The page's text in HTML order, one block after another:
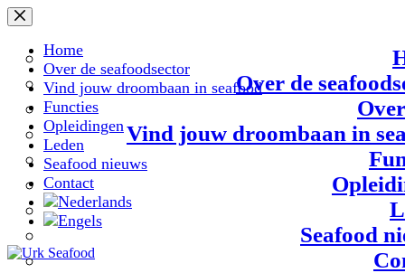
Ga
naar
inhoud
Home
Over de seafoodsector
Vind jouw droombaan in seafood
Functies
Opleidingen
Leden
Seafood nieuws
Contact
Over de
Vind jouw droombaan in
Seafood